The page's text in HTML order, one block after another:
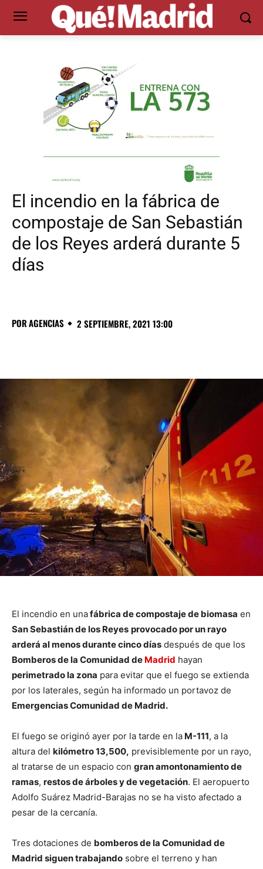
El incendio en la fábrica de
compostaje de San Sebastián
de los Reyes arderá durante 5
días
PORAGENCIAS 2 SEPTIEMBRE, 2021 13:00
El incendio en unafábrica de compostaje de biomasa en
San Sebastián de los Reyes provocado por un rayo
arderá al menos durante cinco días después de que los
Bomberos de la Comunidad de Madrid hayan
perimetrado la zona para evitar que el fuego se extienda
por los laterales, según ha informado un portavoz de
Emergencias Comunidad de Madrid.
El fuego se originó ayer por la tarde en la M-111, a la
altura del kilómetro 13,500, previsiblemente por un rayo,
al tratarse de un espacio con gran amontonamiento de
ramas, restos de árboles y de vegetación. El aeropuerto
Adolfo Suárez Madrid-Barajas no se ha visto afectado a
pesar de la cercanía.
Tres dotaciones de bomberos de la Comunidad de
Madrid siguen trabajando sobre el terreno y han